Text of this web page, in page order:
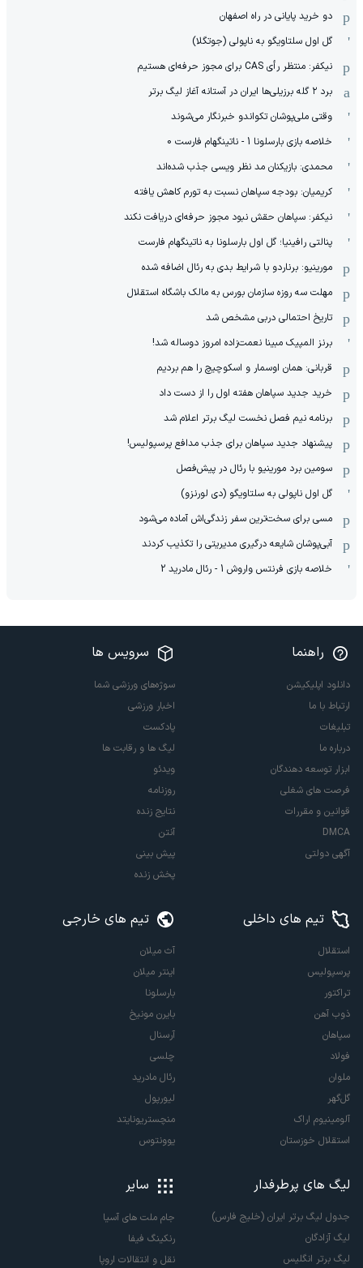
دو خرید پایانی در راه اصفهان
گل اول سلتاویگو به ناپولی (جوتگلا)
نیکفر: منتظر رأی CAS برای مجوز حرفه‌ای هستیم
برد ۲ گله برزیلی‌ها ایران در آستانه آغاز لیگ برتر
وقتی ملی‌پوشان تکواندو خبرنگار می‌شوند
خلاصه بازی بارسلونا 1 - ناتینگهام فارست 0
محمدی: بازیکنان مد نظر ویسی جذب شده‌اند
کریمیان: بودجه سپاهان نسبت به تورم کاهش یافته
نیکفر: سپاهان حقش نبود مجوز حرفه‌ای دریافت نکند
پنالتی رافینیا؛ گل اول بارسلونا به ناتینگهام فارست
مورینیو: برناردو با شرایط بدی به رئال اضافه شده
مهلت سه روزه سازمان بورس به مالک باشگاه استقلال
تاریخ احتمالی دربی مشخص شد
برنز المپیک مبینا نعمت‌زاده امروز دوساله شد!
قربانی: همان اوسمار و اسکوچیچ را هم بردیم
خرید جدید سپاهان هفته اول را از دست داد
برنامه نیم فصل نخست لیگ برتر اعلام شد
پیشنهاد جدید سپاهان برای جذب مدافع پرسپولیس!
سومین برد مورینیو با رئال در پیش‌فصل
گل اول ناپولی به سلتاویگو (دی لورنزو)
مسی برای سخت‌ترین سفر زندگی‌اش آماده می‌شود
آبی‌پوشان شایعه درگیری مدیریتی را تکذیب کردند
خلاصه بازی فرنتس واروش 1 - رئال مادرید 2
راهنما
دانلود اپلیکیشن
ارتباط با ما
تبلیغات
درباره ما
ابزار توسعه دهندگان
فرصت های شغلی
قوانین و مقررات
DMCA
آگهی دولتی
سرویس ها
سوژه‌های ورزشی شما
اخبار ورزشی
پادکست
لیگ ها و رقابت ها
ویدئو
روزنامه
نتایج زنده
آنتن
پیش بینی
پخش زنده
تیم های داخلی
استقلال
پرسپولیس
تراکتور
ذوب آهن
سپاهان
فولاد
ملوان
گل‌گهر
آلومینیوم اراک
استقلال خوزستان
تیم های خارجی
آث میلان
اینتر میلان
بارسلونا
بایرن مونیخ
آرسنال
چلسی
رئال مادرید
لیورپول
منچستریونایتد
یوونتوس
لیگ های پرطرفدار
جدول لیگ برتر ایران (خلیج فارس)
لیگ آزادگان
لیگ برتر انگلیس
سایر
جام ملت های آسیا
رنکینگ فیفا
نقل و انتقالات اروپا